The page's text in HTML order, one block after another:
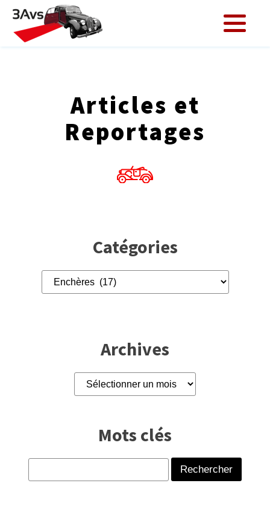
Articles et
Reportages
Catégories
Catégories
Archives
Archives
Mots clés
Rechercher :